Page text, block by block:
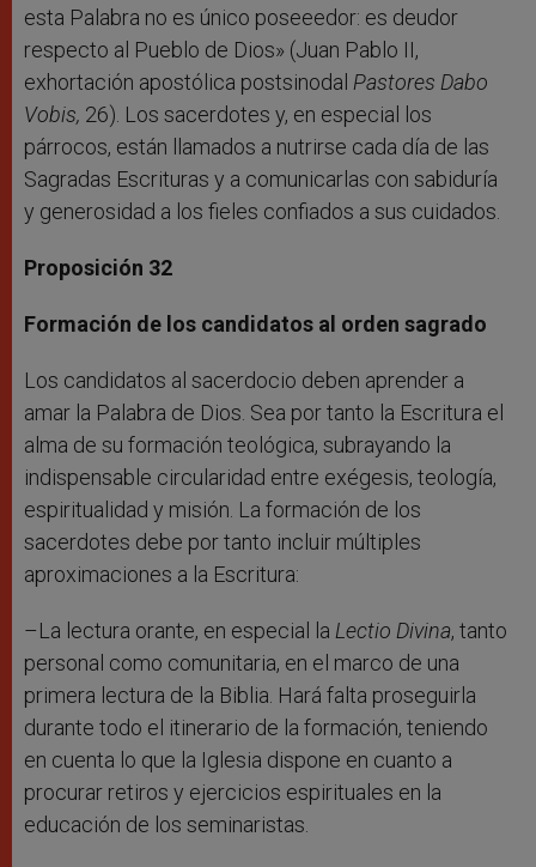
esta Palabra no es único poseeedor: es deudor
respecto al Pueblo de Dios» (Juan Pablo II,
exhortación apostólica postsinodal Pastores Dabo
Vobis, 26). Los sacerdotes y, en especial los
párrocos, están llamados a nutrirse cada día de las
Sagradas Escrituras y a comunicarlas con sabiduría
y generosidad a los fieles confiados a sus cuidados.
Proposición 32
Formación de los candidatos al orden sagrado
Los candidatos al sacerdocio deben aprender a
amar la Palabra de Dios. Sea por tanto la Escritura el
alma de su formación teológica, subrayando la
indispensable circularidad entre exégesis, teología,
espiritualidad y misión. La formación de los
sacerdotes debe por tanto incluir múltiples
aproximaciones a la Escritura:
–La lectura orante, en especial la Lectio Divina, tanto
personal como comunitaria, en el marco de una
primera lectura de la Biblia. Hará falta proseguirla
durante todo el itinerario de la formación, teniendo
en cuenta lo que la Iglesia dispone en cuanto a
procurar retiros y ejercicios espirituales en la
educación de los seminaristas.